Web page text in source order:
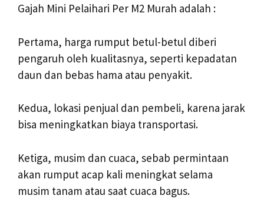
Gajah Mini Pelaihari Per M2 Murah adalah :
Pertama, harga rumput betul-betul diberi
pengaruh oleh kualitasnya, seperti kepadatan
daun dan bebas hama atau penyakit.
Kedua, lokasi penjual dan pembeli, karena jarak
bisa meningkatkan biaya transportasi.
Ketiga, musim dan cuaca, sebab permintaan
akan rumput acap kali meningkat selama
musim tanam atau saat cuaca bagus.